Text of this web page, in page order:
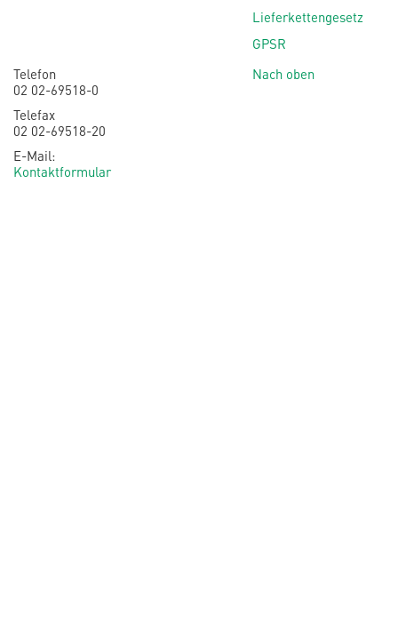
Lieferkettengesetz
GPSR
Telefon
02 02-69518-0
Telefax
02 02-69518-20
E-Mail:
Kontaktformular
Nach oben